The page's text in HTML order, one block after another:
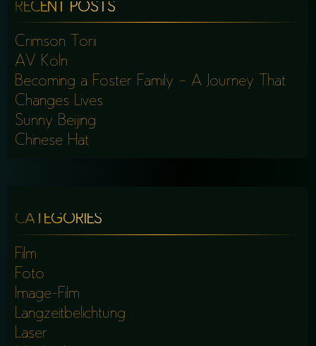
RECENT POSTS
Crimson Torii
AV Köln
Becoming a Foster Family – A Journey That
Changes Lives
Sunny Beijing
Chinese Hat
CATEGORIES
Film
Foto
Image-Film
Langzeitbelichtung
Laser